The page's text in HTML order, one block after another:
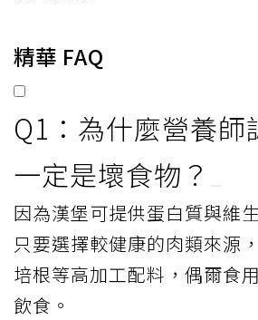
精華 FAQ
Q1：為什麼營養師
一定是壞食物？
因為漢堡可提供蛋白質與維
只要選擇較健康的肉類來源
培根等高加工配料，偶爾食
飲食。